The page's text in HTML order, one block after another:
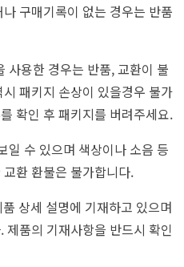
구매기록이 없는 경우는 반품
사용한 경우는 반품, 교환이 불
패키지 손상이 있을경우 불가
확인 후 패키지를 버려주세요.
일 수 있으며 색상이나 소음 등
환 환불은 불가합니다.
상세 설명에 기재하고 있으며
품의 기재사항을 반드시 확인